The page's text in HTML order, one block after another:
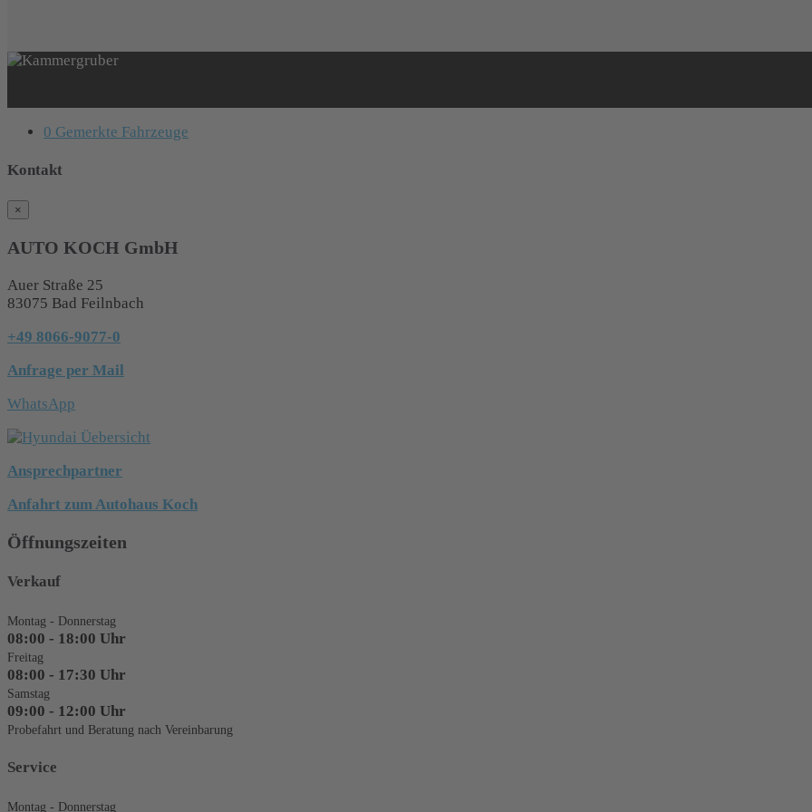
0 Gemerkte Fahrzeuge
Kontakt
×
AUTO KOCH GmbH
Auer Straße 25
83075 Bad Feilnbach
+49 8066-9077-0
Anfrage per Mail
WhatsApp
Ansprechpartner
Anfahrt zum Autohaus Koch
Öffnungszeiten
Verkauf
Montag - Donnerstag
08:00 - 18:00 Uhr
Freitag
08:00 - 17:30 Uhr
Samstag
09:00 - 12:00 Uhr
Probefahrt und Beratung nach Vereinbarung
Service
Montag - Donnerstag